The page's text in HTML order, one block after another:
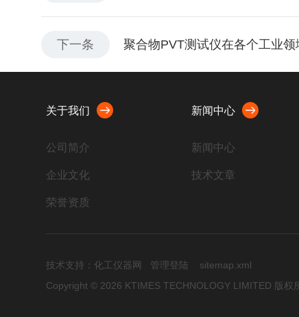
下一条 聚合物PVT测试仪在各个工业领
关于我们
公司简介
企业文化
荣誉资质
新闻中心
新闻中心
技术文章
技术支持： 化工仪器网 管理登陆
sitemap.xml
Copyright © 2026 KTIMES TECHNOLOGY LIMITED 版权